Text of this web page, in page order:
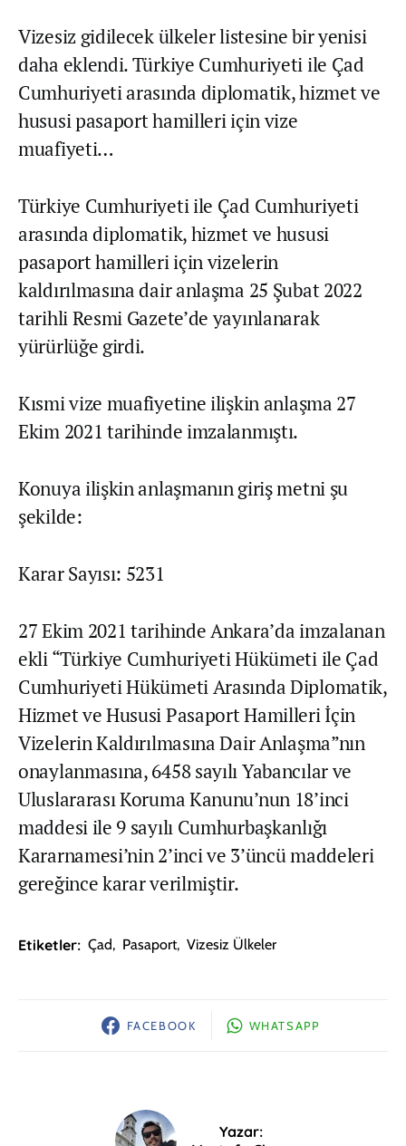
Vizesiz gidilecek ülkeler listesine bir yenisi
daha eklendi. Türkiye Cumhuriyeti ile Çad
Cumhuriyeti arasında diplomatik, hizmet ve
hususi pasaport hamilleri için vize
muafiyeti…
Türkiye Cumhuriyeti ile Çad Cumhuriyeti
arasında diplomatik, hizmet ve hususi
pasaport hamilleri için vizelerin
kaldırılmasına dair anlaşma 25 Şubat 2022
tarihli Resmi Gazete’de yayınlanarak
yürürlüğe girdi.
Kısmi vize muafiyetine ilişkin anlaşma 27
Ekim 2021 tarihinde imzalanmıştı.
Konuya ilişkin anlaşmanın giriş metni şu
şekilde:
Karar Sayısı: 5231
27 Ekim 2021 tarihinde Ankara’da imzalanan
ekli “Türkiye Cumhuriyeti Hükümeti ile Çad
Cumhuriyeti Hükümeti Arasında Diplomatik,
Hizmet ve Hususi Pasaport Hamilleri İçin
Vizelerin Kaldırılmasına Dair Anlaşma”nın
onaylanmasına, 6458 sayılı Yabancılar ve
Uluslararası Koruma Kanunu’nun 18’inci
maddesi ile 9 sayılı Cumhurbaşkanlığı
Kararnamesi’nin 2’inci ve 3’üncü maddeleri
gereğince karar verilmiştir.
Etiketler: Çad, Pasaport, Vizesiz Ülkeler
FACEBOOK WHATSAPP
Yazar: